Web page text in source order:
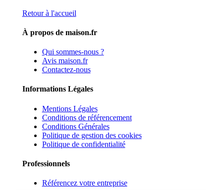
Retour à l'accueil
À propos de maison.fr
Qui sommes-nous ?
Avis maison.fr
Contactez-nous
Informations Légales
Mentions Légales
Conditions de référencement
Conditions Générales
Politique de gestion des cookies
Politique de confidentialité
Professionnels
Référencez votre entreprise